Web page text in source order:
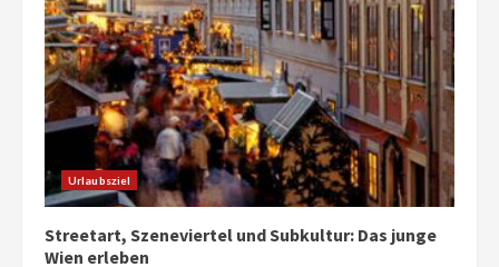
Urlaubsziel
Streetart, Szeneviertel und Subkultur: Das junge
Wien erleben